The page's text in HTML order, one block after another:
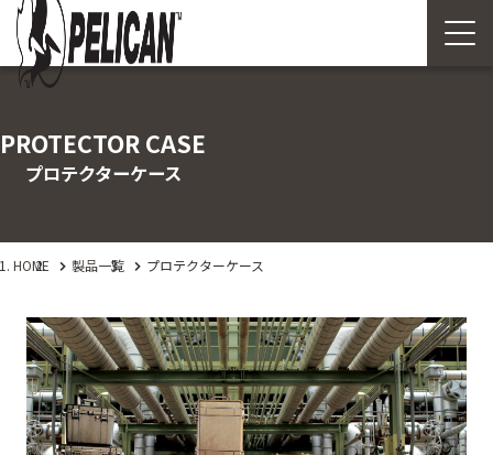
PROTECTOR CASE
プロテクターケース
HOME 製品一覧 プロテクターケース